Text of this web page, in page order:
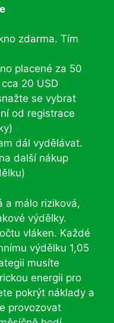
zdarma. Tím
placené za 50
20 USD
se vybrat
od registrace
dál vydělávat.
další nákup
a málo riziková,
výdělky.
vláken. Každé
výdělku 1,05
musíte
energii pro
pokrýt náklady a
provozovat